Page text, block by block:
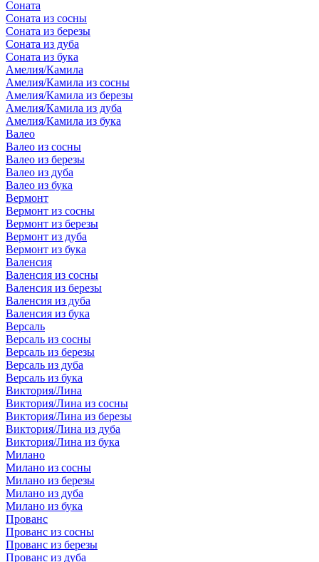
Соната
Соната из сосны
Соната из березы
Соната из дуба
Соната из бука
Амелия/Камила
Амелия/Камила из сосны
Амелия/Камила из березы
Амелия/Камила из дуба
Амелия/Камила из бука
Валео
Валео из сосны
Валео из березы
Валео из дуба
Валео из бука
Вермонт
Вермонт из сосны
Вермонт из березы
Вермонт из дуба
Вермонт из бука
Валенсия
Валенсия из сосны
Валенсия из березы
Валенсия из дуба
Валенсия из бука
Версаль
Версаль из сосны
Версаль из березы
Версаль из дуба
Версаль из бука
Виктория/Лина
Виктория/Лина из сосны
Виктория/Лина из березы
Виктория/Лина из дуба
Виктория/Лина из бука
Милано
Милано из сосны
Милано из березы
Милано из дуба
Милано из бука
Прованс
Прованс из сосны
Прованс из березы
Прованс из дуба